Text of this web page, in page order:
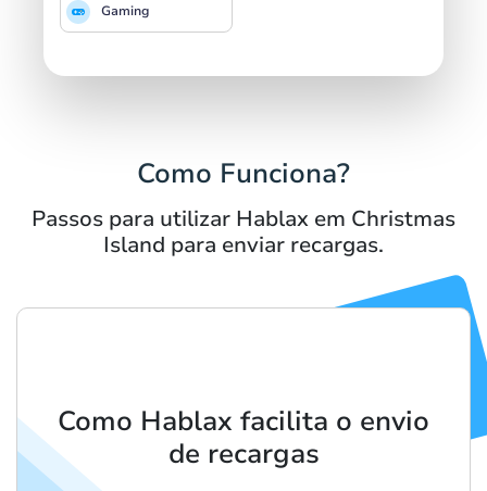
Gaming
Como Funciona?
Passos para utilizar Hablax em Christmas
Island para enviar recargas.
Como Hablax facilita o envio
de recargas